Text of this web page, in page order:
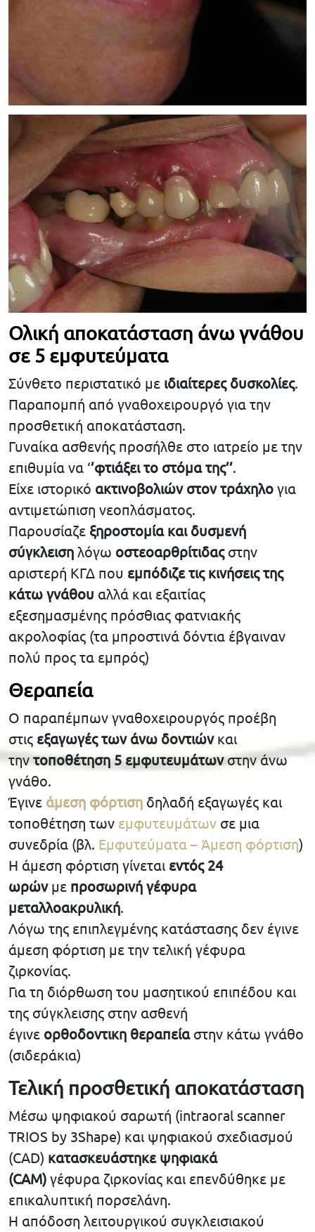
Ολική αποκατάσταση άνω γνάθου
σε 5 εμφυτεύματα
Σύνθετο περιστατικό με ιδιαίτερες δυσκολίες.
Παραπομπή από γναθοχειρουργό για την
προσθετική αποκατάσταση.
Γυναίκα ασθενής προσήλθε στο ιατρείο με την
επιθυμία να ‘’φτιάξει το στόμα της’’.
Είχε ιστορικό ακτινοβολιών στον τράχηλο για
αντιμετώπιση νεοπλάσματος.
Παρουσίαζε ξηροστομία και δυσμενή
σύγκλειση λόγω οστεοαρθρίτιδαςστην
αριστερή ΚΓΔ που εμπόδιζε τις κινήσεις της
κάτω γνάθου αλλά και εξαιτίας
εξεσημασμένης πρόσθιας φατνιακής
ακρολοφίας (τα μπροστινά δόντια έβγαιναν
πολύ προς τα εμπρός)
Θεραπεία
Ο παραπέμπων γναθοχειρουργός προέβη
στις εξαγωγές των άνω δοντιώνκαι
την τοποθέτηση 5 εμφυτευμάτωνστην άνω
γνάθο.
Έγινε άμεση φόρτιση δηλαδή εξαγωγές και
τοποθέτηση των εμφυτευμάτων σε μια
συνεδρία (βλ. Εμφυτεύματα – Άμεση φόρτιση)
Η άμεση φόρτιση γίνεται εντός 24
ωρώνμε προσωρινή γέφυρα
μεταλλοακρυλική.
Λόγω της επιπλεγμένης κατάστασης δεν έγινε
άμεση φόρτιση με την τελική γέφυρα
ζιρκονίας.
Για τη διόρθωση του μασητικού επιπέδου και
της σύγκλεισης στην ασθενή
έγινε ορθοδοντικη θεραπείαστην κάτω γνάθο
(σιδεράκια)
Τελική προσθετική αποκατάσταση
Μέσω ψηφιακού σαρωτή (intraoral scanner
TRIOS by 3Shape) και ψηφιακού σχεδιασμού
(CAD) κατασκευάστηκε ψηφιακά
(CAM) γέφυρα ζιρκονίας και επενδύθηκε με
επικαλυπτική πορσελάνη.
Η απόδοση λειτουργικού συγκλεισιακού